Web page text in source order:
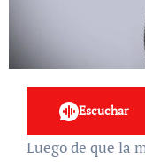
Escuchar
Luego de que la mañana de ayer la ahora ex